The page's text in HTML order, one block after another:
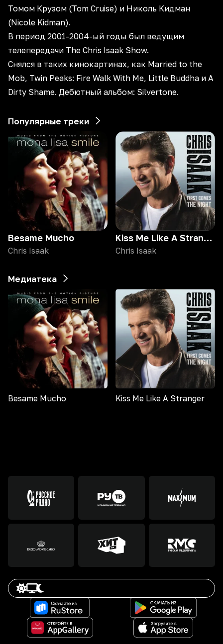
Томом Крузом (Tom Cruise) и Николь Кидман
(Nicole Kidman).
В период 2001-2004-ый годы был ведущим
телепередачи The Chris Isaak Show.
Снялся в таких кинокартинах, как Married to the
Mob, Twin Peaks: Fire Walk With Me, Little Buddha и A
Dirty Shame. Дебютный альбом: Silvertone.
Популярные треки
Besame Mucho
Chris Isaak
Kiss Me Like A Stranger
Chris Isaak
Медиатека
Besame Mucho Kiss Me Like A Stranger